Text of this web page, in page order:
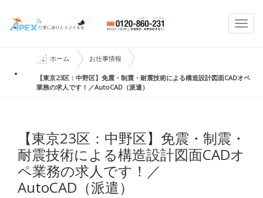
ホーム お仕事情報
【東京23区：中野区】免震・制震・耐震技術による構造設計図面CADオペ
業務の求人です！／AutoCAD（派遣）
【東京23区：中野区】免震・制震・
耐震技術による構造設計図面CADオ
ペ業務の求人です！／
AutoCAD（派遣）